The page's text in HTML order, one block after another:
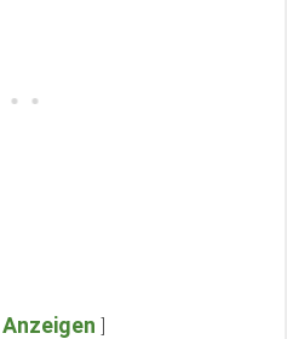
Anzeigen